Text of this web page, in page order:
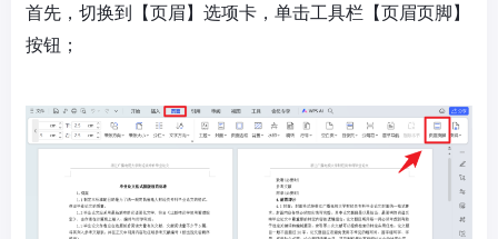
首先，切换到【页眉】选项卡，单击工具栏【页眉页脚】
按钮；